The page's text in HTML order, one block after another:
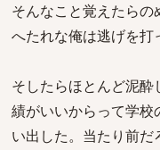
そんなこと覚えたら
へたれな俺は逃げを打
そしたらほとんど泥
績がいいからって学
い出した。当たり前だ